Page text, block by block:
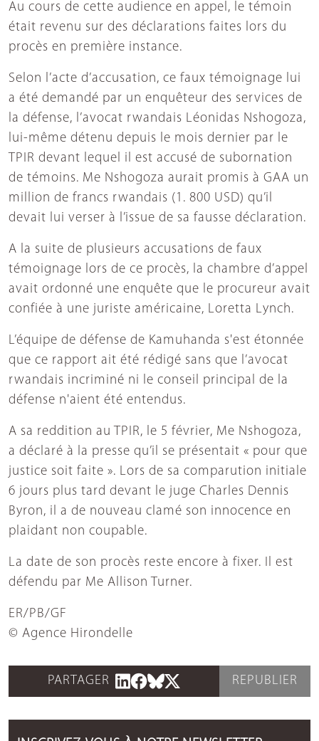
Au cours de cette audience en appel, le témoin
était revenu sur des déclarations faites lors du
procès en première instance.
Selon l’acte d’accusation, ce faux témoignage lui
a été demandé par un enquêteur des services de
la défense, l’avocat rwandais Léonidas Nshogoza,
lui-même détenu depuis le mois dernier par le
TPIR devant lequel il est accusé de subornation
de témoins. Me Nshogoza aurait promis à GAA un
million de francs rwandais (1. 800 USD) qu’il
devait lui verser à l’issue de sa fausse déclaration.
A la suite de plusieurs accusations de faux
témoignage lors de ce procès, la chambre d’appel
avait ordonné une enquête que le procureur avait
confiée à une juriste américaine, Loretta Lynch.
L’équipe de défense de Kamuhanda s'est étonnée
que ce rapport ait été rédigé sans que l’avocat
rwandais incriminé ni le conseil principal de la
défense n'aient été entendus.
A sa reddition au TPIR, le 5 février, Me Nshogoza,
a déclaré à la presse qu’il se présentait « pour que
justice soit faite ». Lors de sa comparution initiale
6 jours plus tard devant le juge Charles Dennis
Byron, il a de nouveau clamé son innocence en
plaidant non coupable.
La date de son procès reste encore à fixer. Il est
défendu par Me Allison Turner.
ER/PB/GF
© Agence Hirondelle
PARTAGER REPUBLIER